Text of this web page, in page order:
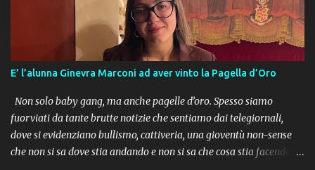
E’ l’alunna Ginevra Marconi ad aver vinto la Pagella d’Oro
Non solo baby gang, ma anche pagelle d’oro. Spesso siamo
fuorviati da tante brutte notizie che sentiamo dai telegiornali,
dove si evidenziano bullismo, cattiveria, una gioventù non-sense
che non si sa dove stia andando e non si sa che cosa stia facendo.